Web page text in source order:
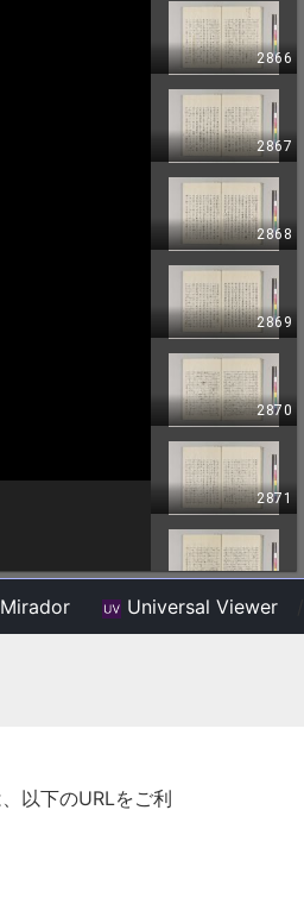
Mirador Universal Viewer
以下のURLをご利